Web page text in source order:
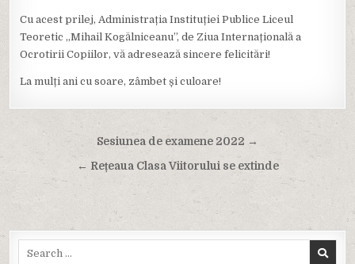
Cu acest prilej, Administrația Instituției Publice Liceul
Teoretic ,,Mihail Kogălniceanu”, de Ziua Internațională a
Ocrotirii Copiilor, vă adresează sincere felicitări!
La mulți ani cu soare, zâmbet și culoare!
Navigare
în
articole
Sesiunea de examene 2022 →
← Rețeaua Clasa Viitorului se extinde